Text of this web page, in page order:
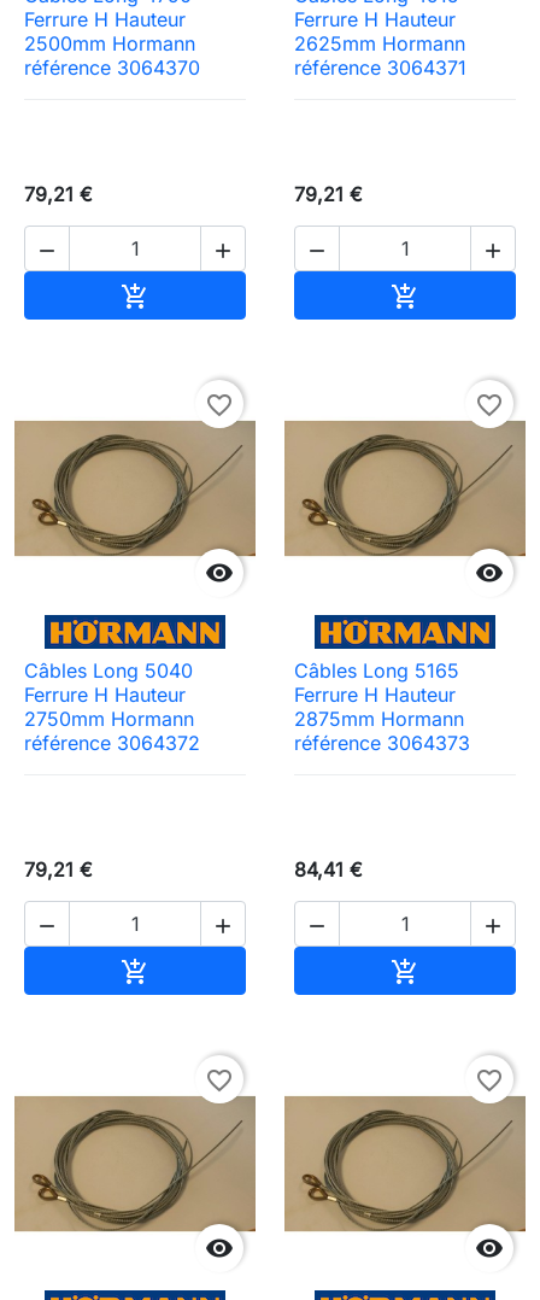
Ferrure H Hauteur
2500mm Hormann
référence 3064370
79,21 €
 

Ferrure H Hauteur
2625mm Hormann
référence 3064371
79,21 €
 


favorite_border
Câbles Long 5040
Ferrure H Hauteur
2750mm Hormann
référence 3064372
79,21 €
 


favorite_border
Câbles Long 5165
Ferrure H Hauteur
2875mm Hormann
référence 3064373
84,41 €
 


favorite_border

favorite_border